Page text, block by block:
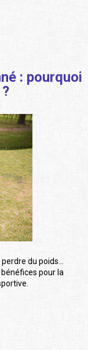
: pourquoi
du poids…
pour la